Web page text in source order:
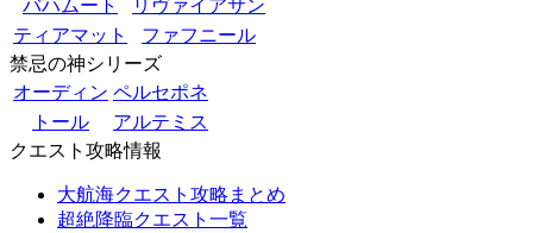
バハムート
リヴァイアサン
ティアマット
ファフニール
禁忌の神シリーズ
オーディン ペルセポネ
トール
アルテミス
クエスト攻略情報
大航海クエスト攻略まとめ
超絶降臨クエスト一覧